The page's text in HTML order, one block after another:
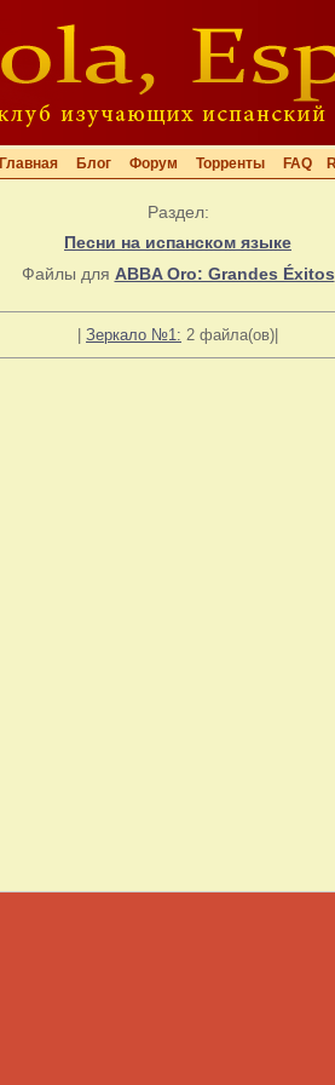
Главная Блог Форум Торренты FAQ
Раздел:
Песни на испанском языке
Файлы для ABBA Oro: Grandes Éxitos
Зеркало №1: 2 файла(ов)|